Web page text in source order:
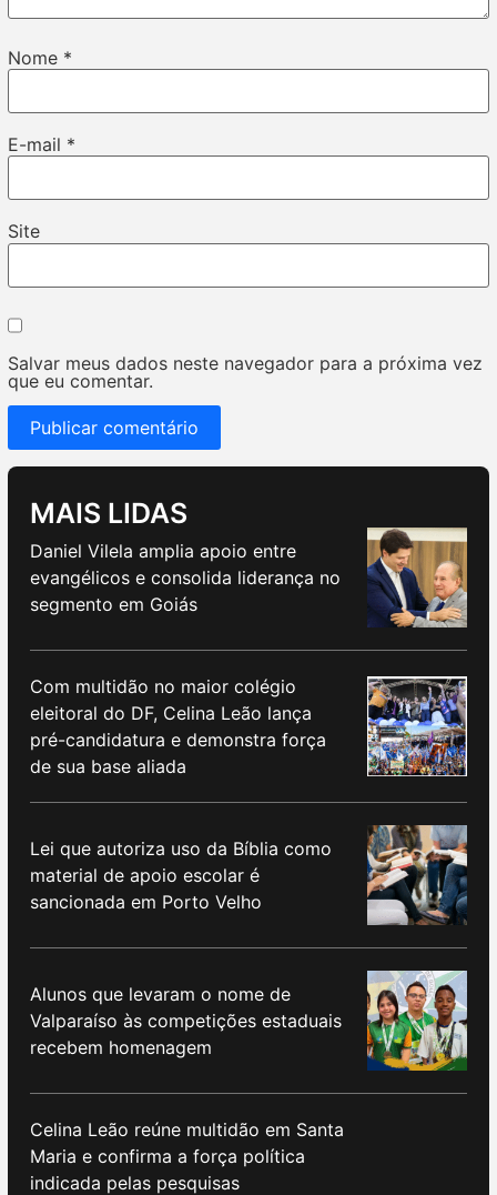
Nome *
E-mail *
Site
Salvar meus dados neste navegador para a próxima vez
que eu comentar.
MAIS LIDAS
Daniel Vilela amplia apoio entre
evangélicos e consolida liderança no
segmento em Goiás
Com multidão no maior colégio
eleitoral do DF, Celina Leão lança
pré-candidatura e demonstra força
de sua base aliada
Lei que autoriza uso da Bíblia como
material de apoio escolar é
sancionada em Porto Velho
Alunos que levaram o nome de
Valparaíso às competições estaduais
recebem homenagem
Celina Leão reúne multidão em Santa
Maria e confirma a força política
indicada pelas pesquisas